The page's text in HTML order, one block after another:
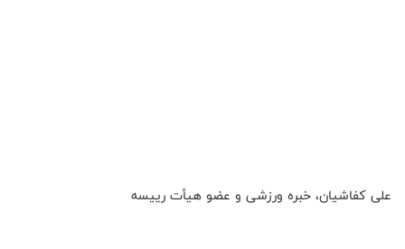
علی کفاشیان، خبره ورزشی و عضو هیأت رییسه